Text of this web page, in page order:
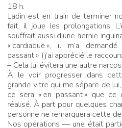
18 h.
Ladin est en train de terminer
fait, il joue les prolongations.
souffrait aussi d’une hernie
« cardiaque », il m’a
passant» (j’ai apprécié le
– Cela lui évitera une autre
À le voir progresser dans
grande vitre qui me sépare de
ce sera « en passant» que ce
réalisé. À part pour quelques
personne ne remarquera cette
Nos opérations — une était